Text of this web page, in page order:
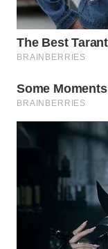
WN
NIAS
LANGKAT
TAPANULI
SELATAN
TANJUNG
LESUNG